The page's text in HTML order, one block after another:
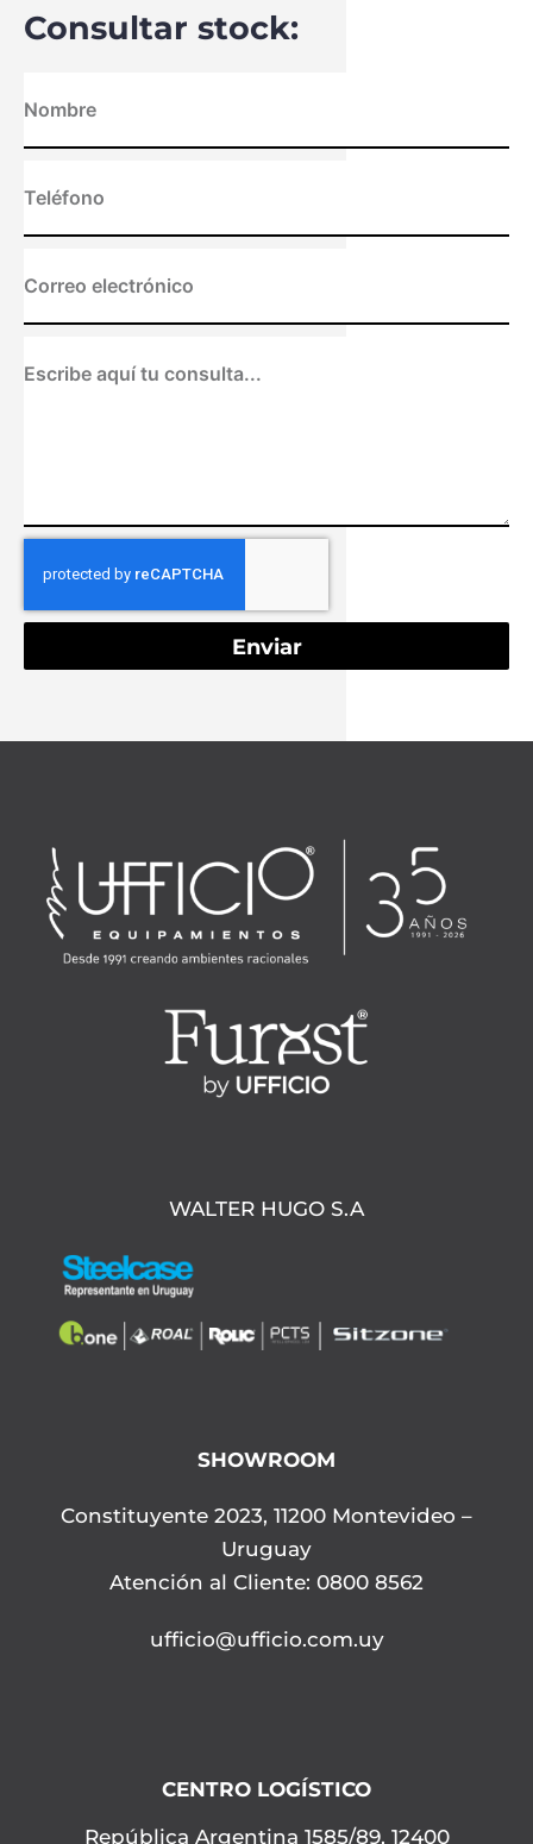
Consultar stock:
Enviar
WALTER HUGO S.A
SHOWROOM
Constituyente 2023, 11200 Montevideo –
Uruguay
Atención al Cliente: 0800 8562
ufficio@ufficio.com.uy
CENTRO LOGÍSTICO
República Argentina 1585/89, 12400